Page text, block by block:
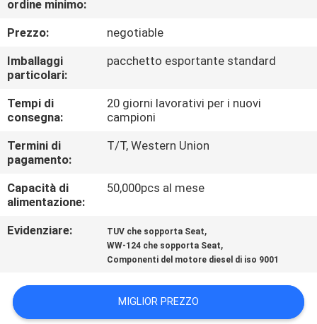
QUALITÀ
CONTATTICI
RICHIEDA
UNA
CITAZIONE
MAPPA
SITO
PRIVACY
POLICY
ordine minimo:
Prezzo:
negotiable
Imballaggi
particolari:
pacchetto esportante standard
Tempi di
consegna:
20 giorni lavorativi per i nuovi
campioni
Termini di
pagamento:
T/T, Western Union
Capacità di
alimentazione:
50,000pcs al mese
Evidenziare: TUV che sopporta Seat,
WW-124 che sopporta Seat,
Componenti del motore diesel di iso 9001
MIGLIOR PREZZO